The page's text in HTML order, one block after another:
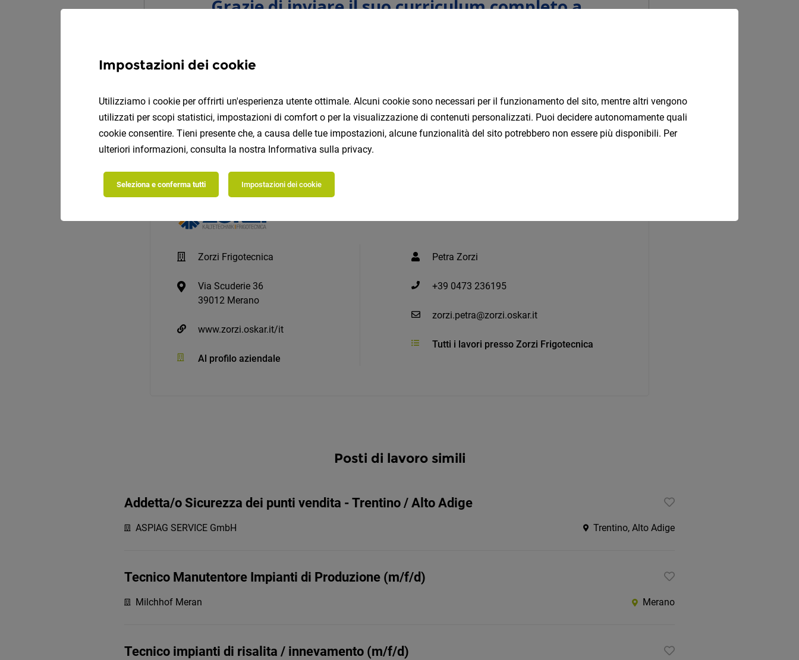
Candidati ora Candidarsi.EASY
Zorzi Frigotecnica
Via Scuderie 36
39012 Merano
www.zorzi.oskar.it/it
Al profilo aziendale
Petra Zorzi
+39 0473 236195
zorzi.petra@zorzi.oskar.it
Tutti i lavori presso Zorzi Frigotecnica
Posti di lavoro simili
Addetta/o Sicurezza dei punti vendita - Trentino / Alto Adige
ASPIAG SERVICE GmbH Trentino, Alto Adige
Tecnico Manutentore Impianti di Produzione (m/f/d)
Milchhof Meran Merano
Tecnico impianti di risalita / innevamento (m/f/d)
Impostazioni dei cookie
Utilizziamo i cookie per offrirti un'esperienza utente ottimale. Alcuni cookie sono necessari per il funzionamento del sito, mentre altri vengono
utilizzati per scopi statistici, impostazioni di comfort o per la visualizzazione di contenuti personalizzati. Puoi decidere autonomamente quali
cookie consentire. Tieni presente che, a causa delle tue impostazioni, alcune funzionalità del sito potrebbero non essere più disponibili. Per
ulteriori informazioni, consulta la nostra Informativa sulla privacy.
Seleziona e conferma tutti Impostazioni dei cookie